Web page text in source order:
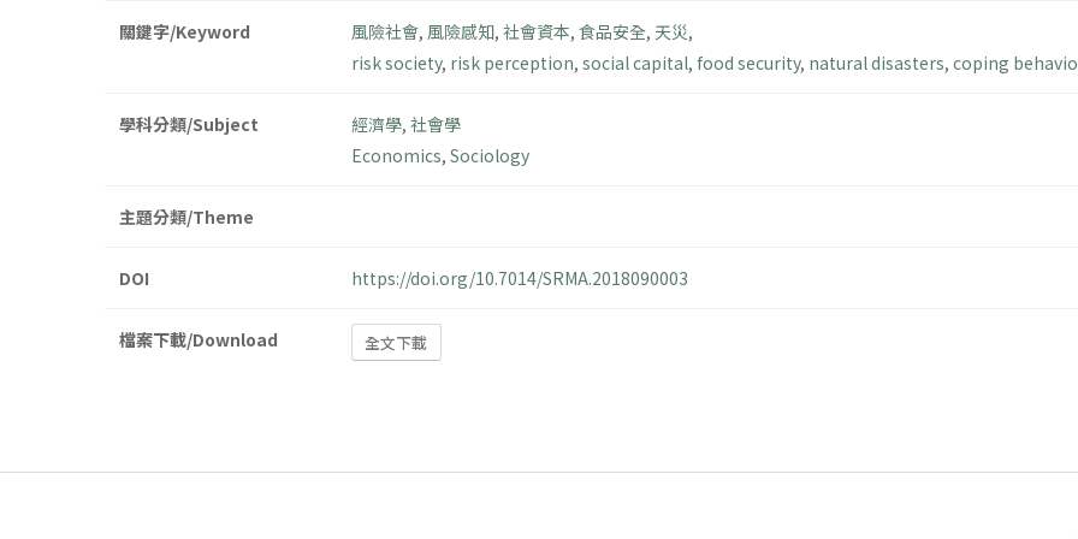
關鍵字/Keyword 風險社會, 風險感知, 社會資本, 食品安全, 天災,
risk society, risk perception, social capital, food security, natural disasters, coping
學科分類/Subject 經濟學, 社會學
Economics, Sociology
主題分類/Theme
DOI https://doi.org/10.7014/SRMA.2018090003
檔案下載/Download 全文下載